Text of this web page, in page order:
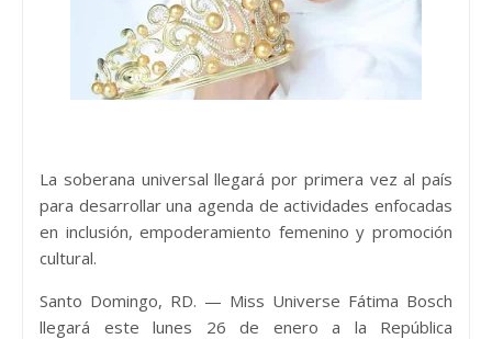
La soberana universal llegará por primera vez al país
para desarrollar una agenda de actividades enfocadas
en inclusión, empoderamiento femenino y promoción
cultural.
Santo Domingo, RD. — Miss Universe Fátima Bosch
llegará este lunes 26 de enero a la República